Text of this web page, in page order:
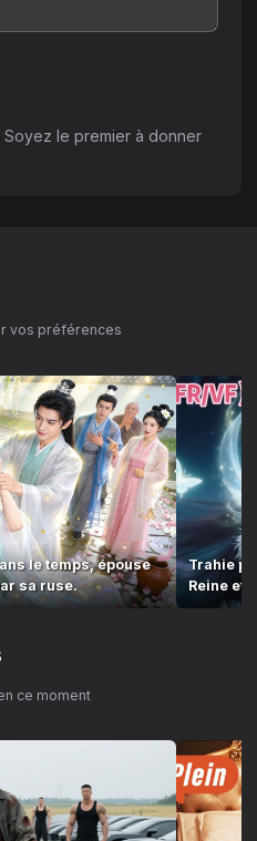
Soyez le premier à donner
vos préférences
le temps, épouse
sa ruse.
Trahie
Reine et
ce moment